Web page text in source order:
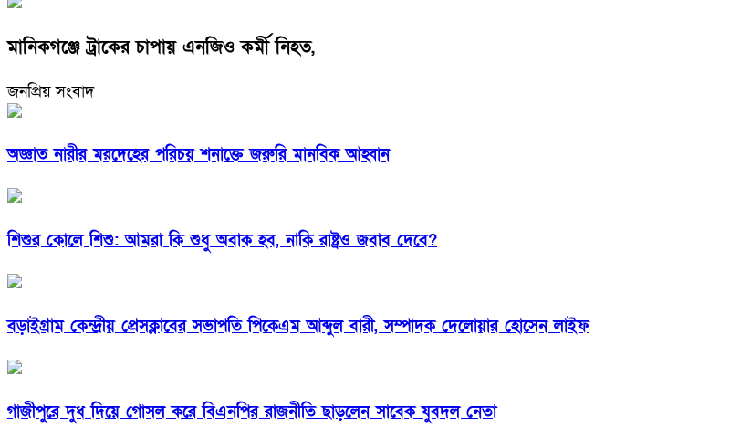
মানিকগঞ্জে ট্রাকের চাপায় এনজিও কর্মী নিহত,
জনপ্রিয় সংবাদ
অজ্ঞাত নারীর মরদেহের পরিচয় শনাক্তে জরুরি মানবিক আহ্বান
শিশুর কোলে শিশু: আমরা কি শুধু অবাক হব, নাকি রাষ্ট্রও জবাব দেবে?
বড়াইগ্রাম কেন্দ্রীয় প্রেসক্লাবের সভাপতি পিকেএম আব্দুল বারী, সম্পাদক দেলোয়ার হোসেন লাইফ
গাজীপুরে দুধ দিয়ে গোসল করে বিএনপির রাজনীতি ছাড়লেন সাবেক যুবদল নেতা